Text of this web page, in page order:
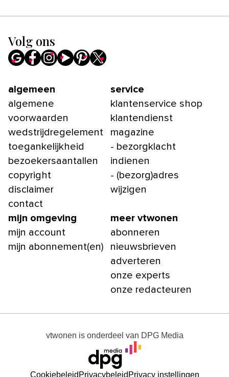
Volg ons
algemeen
algemene
voorwaarden
wedstrijdregelement
toegankelijkheid
bezoekersaantallen
copyright
disclaimer
contact
service
klantenservice shop
klantendienst
magazine
- bezorgklacht
indienen
- (bezorg)adres
wijzigen
mijn omgeving
mijn account
mijn abonnement(en)
meer vtwonen
abonneren
nieuwsbrieven
adverteren
onze experts
onze redacteuren
vtwonen is onderdeel van DPG Media
Cookiebeleid Privacybeleid Privacy instellingen